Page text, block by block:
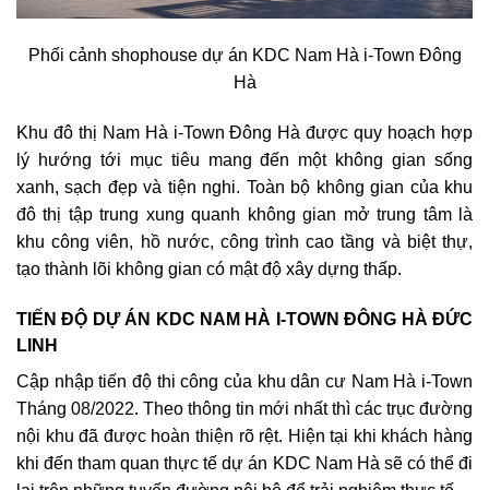
Phối cảnh shophouse dự án KDC Nam Hà i-Town Đông
Hà
Khu đô thị Nam Hà i-Town Đông Hà được quy hoạch hợp
lý hướng tới mục tiêu mang đến một không gian sống
xanh, sạch đẹp và tiện nghi. Toàn bộ không gian của khu
đô thị tập trung xung quanh không gian mở trung tâm là
khu công viên, hồ nước, công trình cao tầng và biệt thự,
tạo thành lõi không gian có mật độ xây dựng thấp.
TIẾN ĐỘ DỰ ÁN KDC NAM HÀ I-TOWN ĐÔNG HÀ ĐỨC
LINH
Cập nhập tiến độ thi công của khu dân cư Nam Hà i-Town
Tháng 08/2022. Theo thông tin mới nhất thì các trục đường
nội khu đã được hoàn thiện rõ rệt. Hiện tại khi khách hàng
khi đến tham quan thực tế dự án KDC Nam Hà sẽ có thể đi